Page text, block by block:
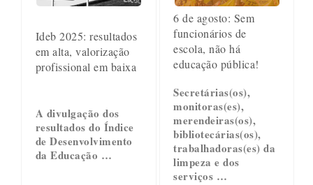
Ideb 2025: resultados
em alta, valorização
profissional em baixa
A divulgação dos
resultados do Índice
de Desenvolvimento
da Educação …
6 de agosto: Sem
funcionários de
escola, não há
educação pública!
Secretárias(os),
monitoras(es),
merendeiras(os),
bibliotecárias(os),
trabalhadoras(es) da
limpeza e dos
serviços …